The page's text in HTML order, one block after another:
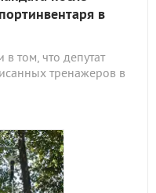
в
том, что депутат
тренажеров в